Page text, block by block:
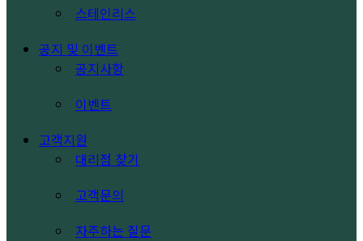
스테인리스
공지 및 이벤트
공지사항
이벤트
고객지원
대리점 찾기
고객문의
자주하는 질문